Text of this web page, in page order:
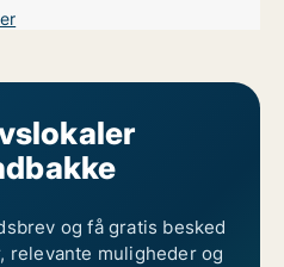
og få gratis besked
relevante muligheder og